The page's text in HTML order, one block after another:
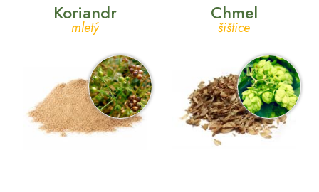
Koriandr
mletý
Chmel
šištice